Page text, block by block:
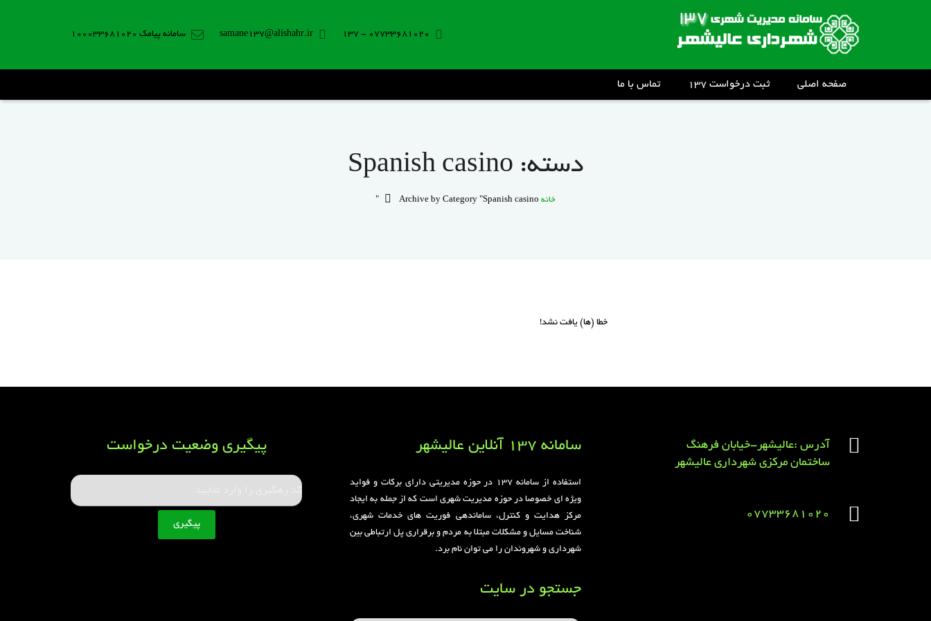
07733681020 - 137
samane137@alishahr.ir سامانه پیامک 100033681020
صفحه اصلی ثبت درخواست ۱۳۷ تماس با ما
دسته: Spanish casino
خانه Archive by Category "Spanish casino"
خطا (ها) یافت نشد!
آدرس :عالیشهر-خیابان فرهنگ
ساختمان مرکزی شهرداری عالیشهر
07733681020
سامانه 137 آنلاین عالیشهر
استفاده از سامانه ۱۳۷ در حوزه مدیریتی دارای برکات و فواید
ویژه ای خصوصا در حوزه مدیریت شهری است که از جمله به ایجاد
مرکز هدایت و کنترل، ساماندهی فوریت های خدمات شهری،
شناخت مسایل و مشکلات مبتلا به مردم و برقراری پل ارتباطی بین
شهرداری و شهروندان را می توان نام برد.
جستجو در سایت
پیگیری وضعیت درخواست